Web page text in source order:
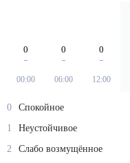
0
00:00
0
06:00
0
12:00
0
Спокойное
1
Неустойчивое
2
Слабо возмущённое